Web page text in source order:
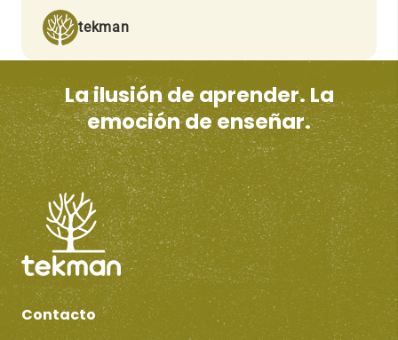
tekman
La ilusión de aprender. La
emoción de enseñar.
Contacto